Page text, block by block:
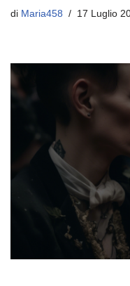
di Maria458 17 Luglio